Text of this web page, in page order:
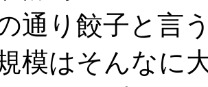
通り餃子と言
模はそんなに